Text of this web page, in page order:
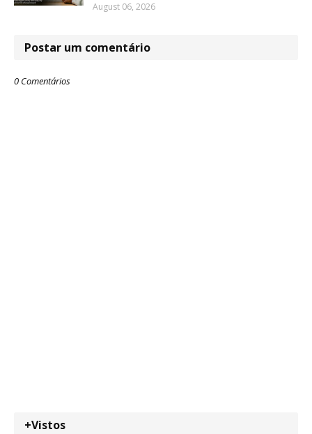
August 06, 2026
Postar um comentário
0 Comentários
+Vistos